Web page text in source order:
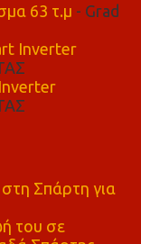
63 τ.μ - Grad
Inverter
Σπάρτη για
του σε